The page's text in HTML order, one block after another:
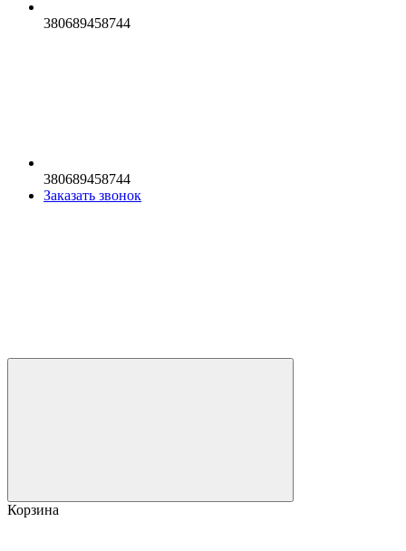
380689458744
380689458744
Заказать звонок
Корзина